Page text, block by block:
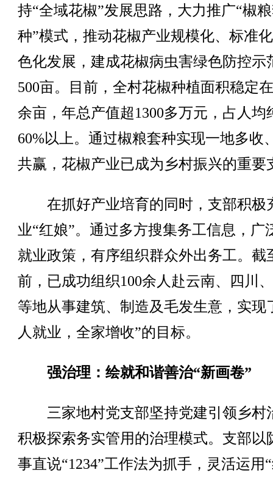
持“全域花椒”发展思路，大力推广“椒
种”模式，推动花椒产业规模化、标准
色化发展，建成花椒病虫害绿色防控示
500亩。目前，全村花椒种植面积稳定
余亩，年总产值超1300多万元，占人均
60%以上。通过椒粮套种实现一地多收
共赢，花椒产业已成为乡村振兴的重要
在抓好产业培育的同时，支部积极
业“红娘”。通过多方搜集务工信息，广
就业政策，有序组织群众外出务工。截
前，已成功组织100余人赴云南、四川
等地从事建筑、制造及毛发生意，实现
人就业，全家增收”的目标。
强治理：绘就和谐善治“新画卷”
三家地村党支部坚持党建引领乡村
积极探索务实管用的治理模式。支部以
事直说“1234”工作法为抓手，灵活运用